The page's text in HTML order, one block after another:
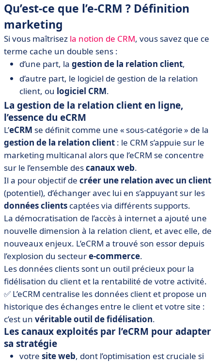
Qu’est-ce que l’e-CRM ? Définition
marketing
Si vous maîtrisez la notion de CRM, vous savez que ce
terme cache un double sens :
d’une part, la gestion de la relation client,
d’autre part, le logiciel de gestion de la relation
client, ou logiciel CRM.
La gestion de la relation client en ligne,
l’essence du eCRM
L’eCRM se définit comme une « sous-catégorie » de la
gestion de la relation client : le CRM s’appuie sur le
marketing multicanal alors que l’eCRM se concentre
sur le l’ensemble descanaux web.
Il a pour objectif de créer une relation avec un client
(potentiel), d’échanger avec lui en s’appuyant sur les
données clients captées via différents supports.
La démocratisation de l’accès à internet a ajouté une
nouvelle dimension à la relation client, et avec elle, de
nouveaux enjeux. L’eCRM a trouvé son essor depuis
l’explosion du secteure-commerce.
Les données clients sont un outil précieux pour la
fidélisation du client et la rentabilité de votre activité.
✅ L’eCRM centralise les données client et propose un
historique des échanges entre le client et votre site :
c’est un véritable outil de fidélisation.
Les canaux exploités par l’eCRM pour adapter
sa stratégie
votre site web, dont l’optimisation est cruciale si